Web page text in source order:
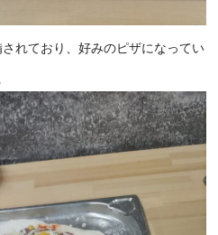
れており、好みのピザになってい